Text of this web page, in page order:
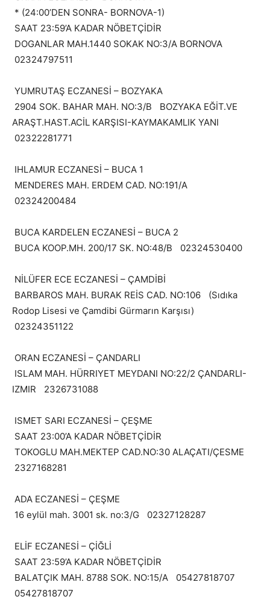
* (24:00’DEN SONRA- BORNOVA-1)
SAAT 23:59’A KADAR NÖBETÇİDİR
DOGANLAR MAH.1440 SOKAK NO:3/A BORNOVA
02324797511
YUMRUTAŞ ECZANESİ – BOZYAKA
2904 SOK. BAHAR MAH. NO:3/B BOZYAKA EĞİT.VE
ARAŞT.HAST.ACİL KARŞISI-KAYMAKAMLIK YANI
02322281771
IHLAMUR ECZANESİ – BUCA 1
MENDERES MAH. ERDEM CAD. NO:191/A
02324200484
BUCA KARDELEN ECZANESİ – BUCA 2
BUCA KOOP.MH. 200/17 SK. NO:48/B 02324530400
NİLÜFER ECE ECZANESİ – ÇAMDİBİ
BARBAROS MAH. BURAK REİS CAD. NO:106 (Sıdıka
Rodop Lisesi ve Çamdibi Gürmarın Karşısı)
02324351122
ORAN ECZANESİ – ÇANDARLI
ISLAM MAH. HÜRRIYET MEYDANI NO:22/2 ÇANDARLI-
IZMIR 2326731088
ISMET SARI ECZANESİ – ÇEŞME
SAAT 23:00’A KADAR NÖBETÇİDİR
TOKOGLU MAH.MEKTEP CAD.NO:30 ALAÇATI/ÇESME
2327168281
ADA ECZANESİ – ÇEŞME
16 eylül mah. 3001 sk. no:3/G 02327128287
ELİF ECZANESİ – ÇİĞLİ
SAAT 23:59’A KADAR NÖBETÇİDİR
BALATÇIK MAH. 8788 SOK. NO:15/A 05427818707
05427818707